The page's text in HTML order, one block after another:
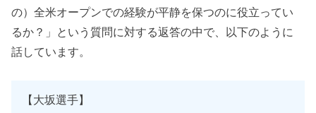
の）全米オープンでの経験が平静を保つのに役立ってい
るか？」という質問に対する返答の中で、以下のように
話しています。
【大坂選手】